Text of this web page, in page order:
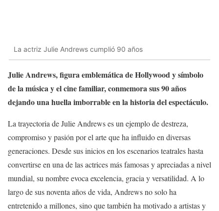
La actriz Julie Andrews cumplió 90 años
Julie Andrews, figura emblemática de Hollywood y símbolo
de la música y el cine familiar, conmemora sus 90 años
dejando una huella imborrable en la historia del espectáculo.
La trayectoria de Julie Andrews es un ejemplo de destreza,
compromiso y pasión por el arte que ha influido en diversas
generaciones. Desde sus inicios en los escenarios teatrales hasta
convertirse en una de las actrices más famosas y apreciadas a nivel
mundial, su nombre evoca excelencia, gracia y versatilidad. A lo
largo de sus noventa años de vida, Andrews no solo ha
entretenido a millones, sino que también ha motivado a artistas y